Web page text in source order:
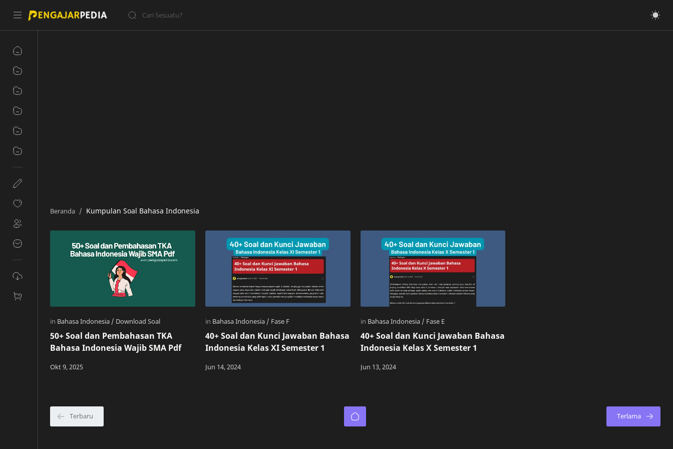
Kumpulan Soal Bahasa Indonesia
50+ Soal dan Pembahasan TKA
Bahasa Indonesia Wajib SMA Pdf
40+ Soal dan Kunci Jawaban Bahasa
Indonesia Kelas XI Semester 1
40+ Soal dan Kunci Jawaban Bahasa
Indonesia Kelas X Semester 1